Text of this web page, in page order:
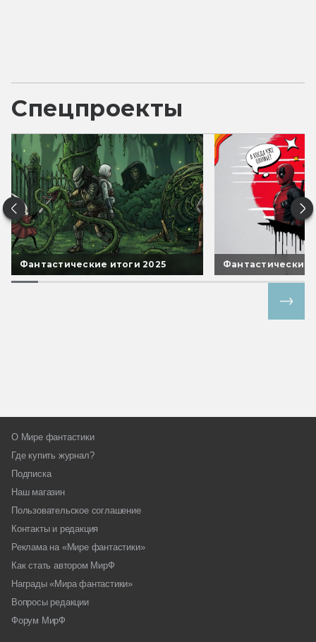
Спецпроекты
Фантастические итоги 2025 Фантастические
О Мире фантастики
Где купить журнал?
Подписка
Наш магазин
Пользовательское соглашение
Контакты и редакция
Реклама на «Мире фантастики»
Как стать автором МирФ
Награды «Мира фантастики»
Вопросы редакции
Форум МирФ